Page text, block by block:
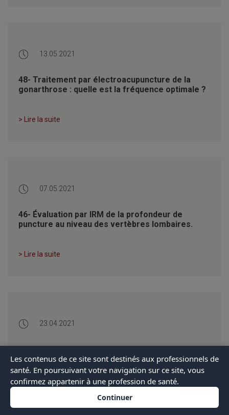
13.05.2021
48- Traitement par électroacupuncture de la
gonarthrose : quelle est la fréquence optimale ?
> Lire la suite
07.05.2021
46- Évaluation par IRM de la profondeur de
puncture au niveau des vertèbres lombaires.
> Lire la suite
23.04.2021
44- L’acupuncture est efficace dans le traitement
de la gonarthrose.
> Lire la suite
Les contenus de ce site sont destinés aux professionnels de
santé. En poursuivant votre navigation sur ce site, vous
confirmez appartenir à une profession de santé.
Continuer